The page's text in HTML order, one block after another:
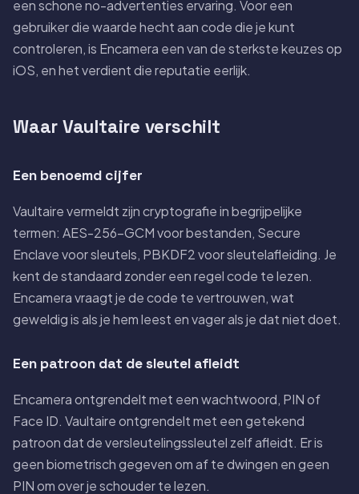
een schone no-advertenties ervaring. Voor een
gebruiker die waarde hecht aan code die je kunt
controleren, is Encamera een van de sterkste keuzes op
iOS, en het verdient die reputatie eerlijk.
Waar Vaultaire verschilt
Een benoemd cijfer
Vaultaire vermeldt zijn cryptografie in begrijpelijke
termen: AES-256-GCM voor bestanden, Secure
Enclave voor sleutels, PBKDF2 voor sleutelafleiding. Je
kent de standaard zonder een regel code te lezen.
Encamera vraagt je de code te vertrouwen, wat
geweldig is als je hem leest en vager als je dat niet doet.
Een patroon dat de sleutel afleidt
Encamera ontgrendelt met een wachtwoord, PIN of
Face ID. Vaultaire ontgrendelt met een getekend
patroon dat de versleutelingssleutel zelf afleidt. Er is
geen biometrisch gegeven om af te dwingen en geen
PIN om over je schouder te lezen.